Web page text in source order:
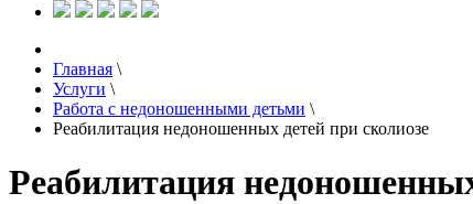
Главная \
Услуги \
Работа с недоношенными детьми \
Реабилитация недоношенных детей при сколиозе
Реабилитация